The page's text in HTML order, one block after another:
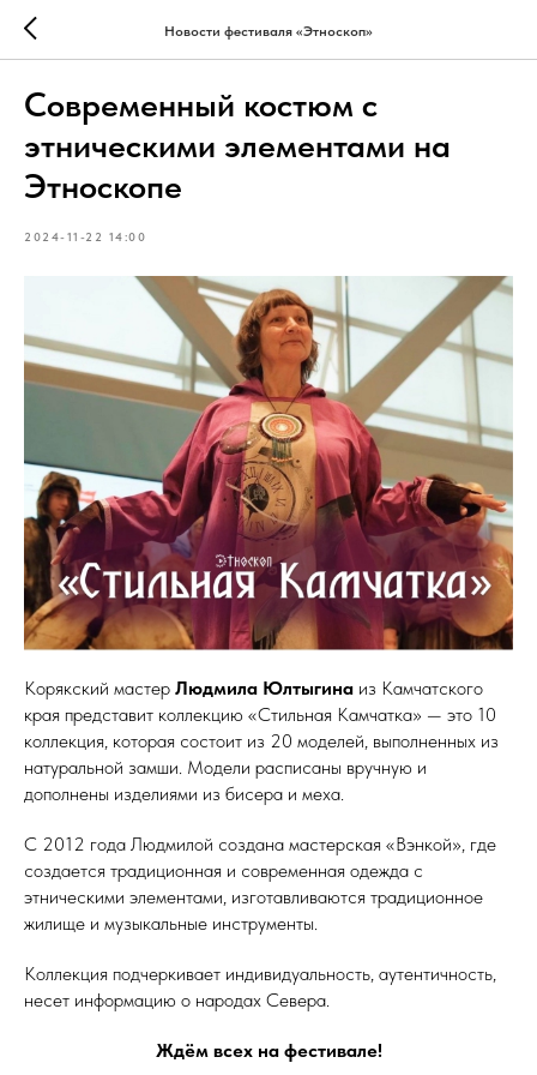
Новости фестиваля «Этноскоп»
Современный костюм с
этническими элементами на
Этноскопе
2024-11-22 14:00
Корякский мастер Людмила Юлтыгина из Камчатского
края представит коллекцию «Стильная Камчатка» — это 10
коллекция, которая состоит из 20 моделей, выполненных из
натуральной замши. Модели расписаны вручную и
дополнены изделиями из бисера и меха.
С 2012 года Людмилой создана мастерская «Вэнкой», где
создается традиционная и современная одежда с
этническими элементами, изготавливаются традиционное
жилище и музыкальные инструменты.
Коллекция подчеркивает индивидуальность, аутентичность,
несет информацию о народах Севера.
Ждём всех на фестивале!